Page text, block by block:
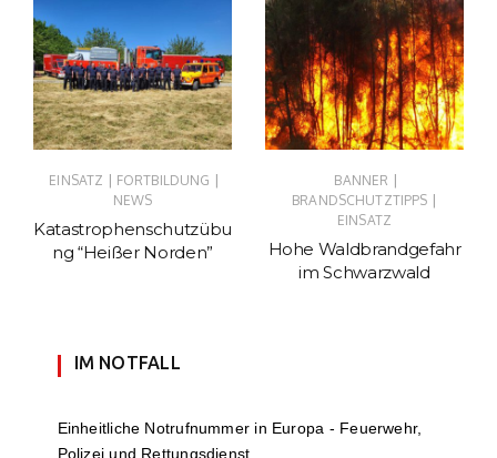
EINSATZ | FORTBILDUNG |
NEWS
Katastrophenschutzübu
ng “Heißer Norden”
BANNER |
BRANDSCHUTZTIPPS |
EINSATZ
Hohe Waldbrandgefahr
im Schwarzwald
IM NOTFALL
Einheit­li­che Notruf­num­mer in Europa - Feuerwehr,
Polizei und Rettungs­dienst